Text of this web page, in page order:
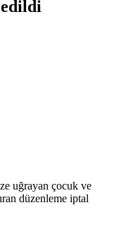
uğrayan çocuk ve
düzenleme iptal